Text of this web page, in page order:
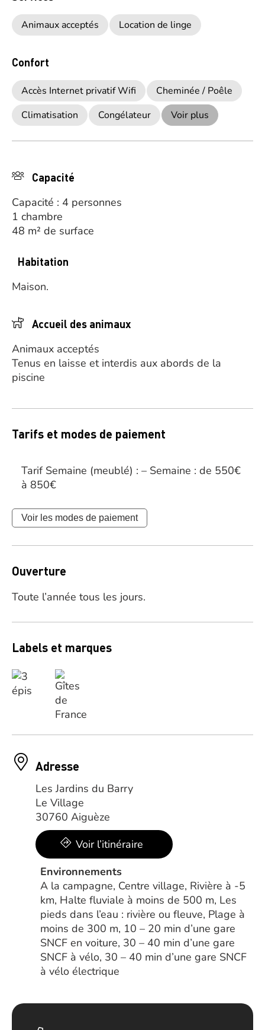
Animaux acceptés Location de linge
Confort
Accès Internet privatif Wifi
Cheminée / Poêle
Climatisation
Congélateur Voir plus
Capacité
Capacité : 4 personnes
1 chambre
48 m² de surface
Habitation
Maison.
Accueil des animaux
Animaux acceptés
Tenus en laisse et interdis aux abords de la
piscine
Tarifs et modes de paiement
Tarif Semaine (meublé) : – Semaine : de 550€
à 850€
Voir les modes de paiement
Ouverture
Toute l’année tous les jours.
Labels et marques
Adresse
Les Jardins du Barry
Le Village
30760 Aiguèze
Voir l’itinéraire
Environnements
A la campagne, Centre village, Rivière à -5
km, Halte fluviale à moins de 500 m, Les
pieds dans l’eau : rivière ou fleuve, Plage à
moins de 300 m, 10 – 20 min d’une gare
SNCF en voiture, 30 – 40 min d’une gare
SNCF à vélo, 30 – 40 min d’une gare SNCF
à vélo électrique